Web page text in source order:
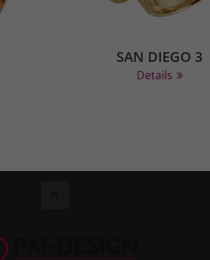
SAN DIEGO 3
Details